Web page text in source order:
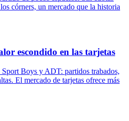
córners, un mercado que la historia
escondido en las tarjetas
Boys y ADT: partidos trabados,
El mercado de tarjetas ofrece más